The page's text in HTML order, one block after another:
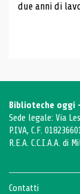
due anni di
Biblioteche oggi -
Sede legale: Via
P.IVA, C.F.
R.E.A. C.C.I.A.A. di
Contatti